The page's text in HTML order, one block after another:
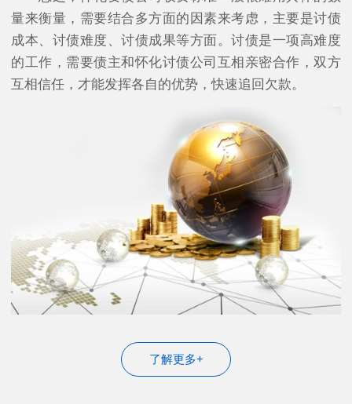
量来衡量，需要结合多方面的因素来考虑，主要是讨债
成本、讨债难度、讨债成果等方面。讨债是一项高难度
的工作，需要债主和怀化讨债公司互相亲密合作，双方
互相信任，才能发挥各自的优势，快速追回欠款。
了解更多+